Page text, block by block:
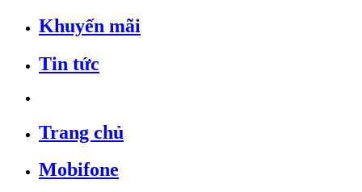
Khuyến mãi
Tin tức
Trang chủ
Mobifone